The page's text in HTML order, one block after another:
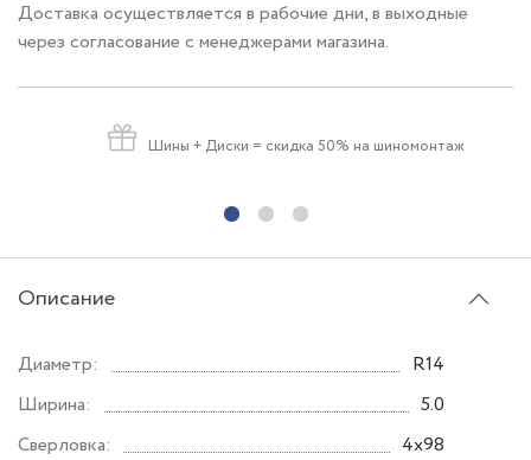
Доставка осуществляется в рабочие дни, в выходные
через согласование с менеджерами магазина.
Шины + Диски = скидка 50% на шиномонтаж
Описание
Диаметр:
R14
Ширина:
5.0
Сверловка:
4x98